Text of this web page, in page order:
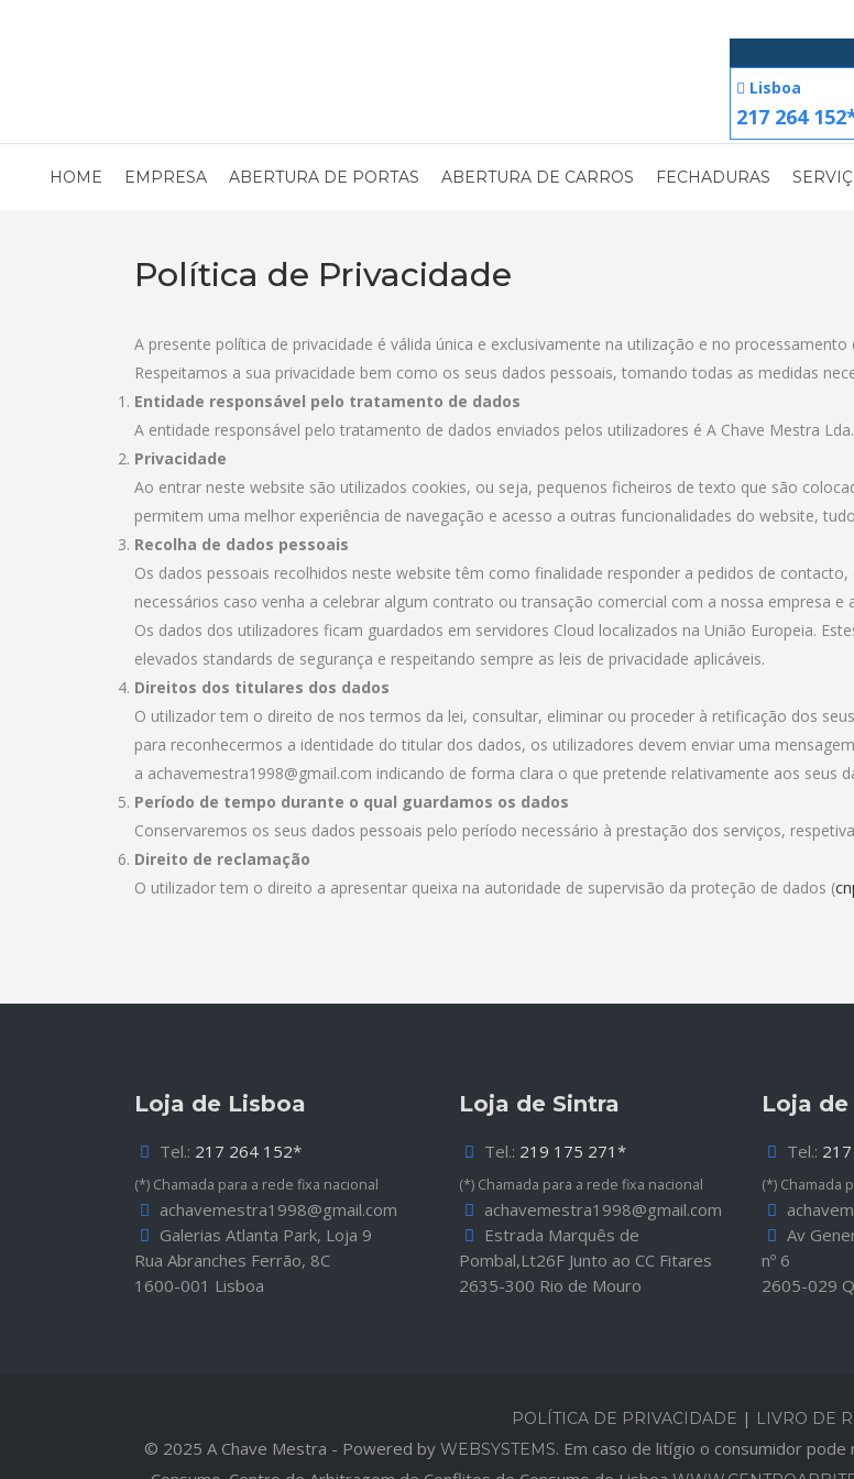
Lisboa
217 264
HOME EMPRESA ABERTURA DE PORTAS ABERTURA DE CARROS FECHADURAS
Política de Privacidade
A presente política de privacidade é válida única e exclusivamente na utilização e no
Respeitamos a sua privacidade bem como os seus dados pessoais, tomando todas as medidas
Entidade responsável pelo tratamento de dados
A entidade responsável pelo tratamento de dados enviados pelos utilizadores é A Chave Mestra Lda.
Privacidade
Ao entrar neste website são utilizados cookies, ou seja, pequenos ficheiros de texto que são
permitem uma melhor experiência de navegação e acesso a outras funcionalidades do website,
Recolha de dados pessoais
Os dados pessoais recolhidos neste website têm como finalidade responder a pedidos de
necessários caso venha a celebrar algum contrato ou transação comercial com a nossa empresa
Os dados dos utilizadores ficam guardados em servidores Cloud localizados na União Europeia.
elevados standards de segurança e respeitando sempre as leis de privacidade aplicáveis.
Direitos dos titulares dos dados
O utilizador tem o direito de nos termos da lei, consultar, eliminar ou proceder à retificação dos
para reconhecermos a identidade do titular dos dados, os utilizadores devem enviar uma
a achavemestra1998@gmail.com indicando de forma clara o que pretende relativamente aos seus
Período de tempo durante o qual guardamos os dados
Conservaremos os seus dados pessoais pelo período necessário à prestação dos serviços,
Direito de reclamação
O utilizador tem o direito a apresentar queixa na autoridade de supervisão da proteção de dados (
Loja de Lisboa
Tel.: 217 264 152*
(*) Chamada para a rede fixa nacional
achavemestra1998@gmail.com
Galerias Atlanta Park, Loja 9
Rua Abranches Ferrão, 8C
1600-001 Lisboa
Loja de Sintra
Tel.: 219 175 271*
(*) Chamada para a rede fixa nacional
achavemestra1998@gmail.com
Estrada Marquês de
Pombal,Lt26F Junto ao CC Fitares
2635-300 Rio de Mouro
Loja de
Tel.:
(*) Chamada
Av
nº 6
2605-029
POLÍTICA DE PRIVACIDADE | LIVRO DE
© 2025 A Chave Mestra - Powered by WEBSYSTEMS. Em caso de litígio o consumidor